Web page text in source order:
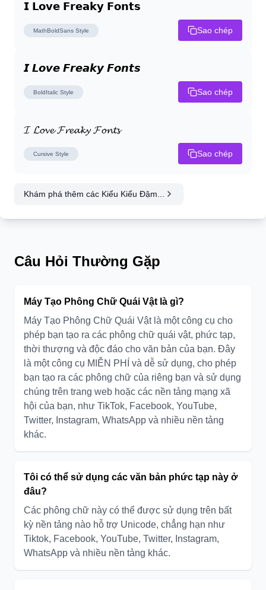
𝗜 𝗟𝗼𝘃𝗲 𝗙𝗿𝗲𝗮𝗸𝘆 𝗙𝗼𝗻𝘁𝘀
MathBoldSans Style Sao chép
𝙄 𝙇𝙤𝙫𝙚 𝙁𝙧𝙚𝙖𝙠𝙮 𝙁𝙤𝙣𝙩𝙨
BoldItalic Style Sao chép
𝓘 𝓛𝓸𝓿𝓮 𝓕𝓻𝓮𝓪𝓴𝔂 𝓕𝓸𝓷𝓽𝓼
Cursive Style Sao chép
Khám phá thêm các Kiểu Kiểu Đậm...
Câu Hỏi Thường Gặp
Máy Tạo Phông Chữ Quái Vật là gì?
Máy Tạo Phông Chữ Quái Vật là một công cụ cho
phép bạn tạo ra các phông chữ quái vật, phức tạp,
thời thượng và độc đáo cho văn bản của bạn. Đây
là một công cụ MIỄN PHÍ và dễ sử dụng, cho phép
bạn tạo ra các phông chữ của riêng bạn và sử dụng
chúng trên trang web hoặc các nền tảng mạng xã
hội của bạn, như TikTok, Facebook, YouTube,
Twitter, Instagram, WhatsApp và nhiều nền tảng
khác.
Tôi có thể sử dụng các văn bản phức tạp này ở
đâu?
Các phông chữ này có thể được sử dụng trên bất
kỳ nền tảng nào hỗ trợ Unicode, chẳng hạn như
Tiktok, Facebook, YouTube, Twitter, Instagram,
WhatsApp và nhiều nền tảng khác.